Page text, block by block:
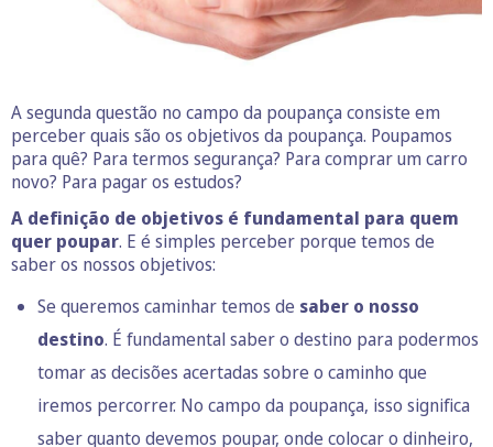
A segunda questão no campo da poupança consiste em
perceber quais são os objetivos da poupança. Poupamos
para quê? Para termos segurança? Para comprar um carro
novo? Para pagar os estudos?
A definição de objetivos é fundamental para quem
quer poupar. E é simples perceber porque temos de
saber os nossos objetivos:
Se queremos caminhar temos de saber o nosso
destino. É fundamental saber o destino para podermos
tomar as decisões acertadas sobre o caminho que
iremos percorrer. No campo da poupança, isso significa
saber quanto devemos poupar, onde colocar o dinheiro,